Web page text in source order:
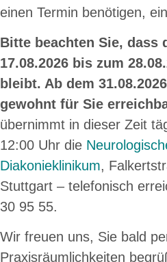
einen Termin benötigen,
Bitte beachten Sie, dass
17.08.2026 bis zum
bleibt. Ab dem
gewohnt für Sie
übernimmt in dieser Zeit
12:00 Uhr die
Diakonieklinikum,
Stuttgart – telefonisch
30 95 55.
Wir freuen uns, Sie bald
Praxisräumlichkeiten